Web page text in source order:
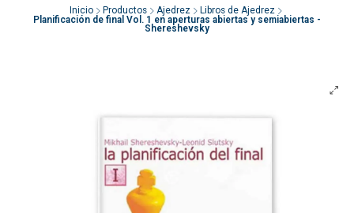
Inicio Productos Ajedrez
Libros de Ajedrez
Planificación de final Vol. 1 en aperturas abiertas y semiabiertas -
Shereshevsky